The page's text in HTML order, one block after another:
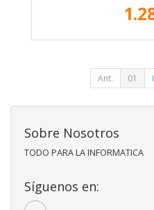
Ant. 01
Sobre Nosotros
TODO PARA LA INFORMATICA
Síguenos en: